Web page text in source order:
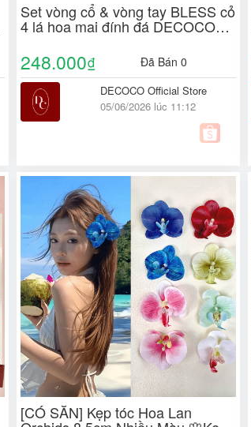
Set vòng cổ & vòng tay BLESS cỏ
4 lá hoa mai đính đá DECOCO
Thiệp )
248.000₫ Đã Bán 0
DECOCO Official Store
05/06/2026 lúc 11:12
[CÓ SẴN] Kẹp tóc Hoa Lan